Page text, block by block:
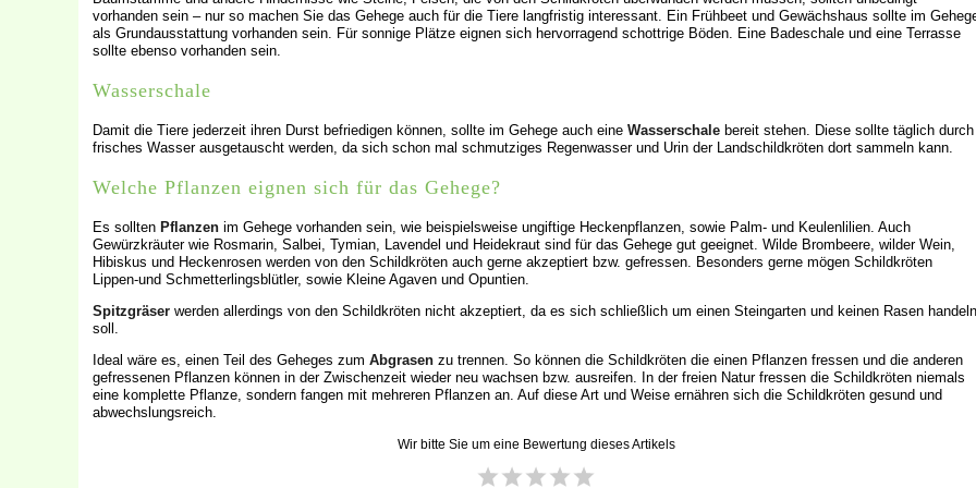
vorhanden sein – nur so machen Sie das Gehege auch für die Tiere langfristig interessant. Ein Frühbeet und Gewächshaus sollte im
als Grundausstattung vorhanden sein. Für sonnige Plätze eignen sich hervorragend schottrige Böden. Eine Badeschale und eine Terrasse
sollte ebenso vorhanden sein.
Wasserschale
Damit die Tiere jederzeit ihren Durst befriedigen können, sollte im Gehege auch eine Wasserschale bereit stehen. Diese sollte täglich durch
frisches Wasser ausgetauscht werden, da sich schon mal schmutziges Regenwasser und Urin der Landschildkröten dort sammeln kann.
Welche Pflanzen eignen sich für das Gehege?
Es sollten Pflanzen im Gehege vorhanden sein, wie beispielsweise ungiftige Heckenpflanzen, sowie Palm- und Keulenlilien. Auch
Gewürzkräuter wie Rosmarin, Salbei, Tymian, Lavendel und Heidekraut sind für das Gehege gut geeignet. Wilde Brombeere, wilder Wein,
Hibiskus und Heckenrosen werden von den Schildkröten auch gerne akzeptiert bzw. gefressen. Besonders gerne mögen Schildkröten
Lippen-und Schmetterlingsblütler, sowie Kleine Agaven und Opuntien.
Spitzgräser werden allerdings von den Schildkröten nicht akzeptiert, da es sich schließlich um einen Steingarten und keinen Rasen handeln
soll.
Ideal wäre es, einen Teil des Geheges zum Abgrasen zu trennen. So können die Schildkröten die einen Pflanzen fressen und die anderen
gefressenen Pflanzen können in der Zwischenzeit wieder neu wachsen bzw. ausreifen. In der freien Natur fressen die Schildkröten niemals
eine komplette Pflanze, sondern fangen mit mehreren Pflanzen an. Auf diese Art und Weise ernähren sich die Schildkröten gesund und
abwechslungsreich.
Wir bitte Sie um eine Bewertung dieses Artikels